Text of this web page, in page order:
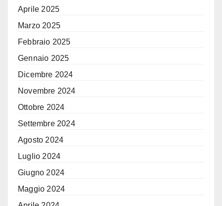
Aprile 2025
Marzo 2025
Febbraio 2025
Gennaio 2025
Dicembre 2024
Novembre 2024
Ottobre 2024
Settembre 2024
Agosto 2024
Luglio 2024
Giugno 2024
Maggio 2024